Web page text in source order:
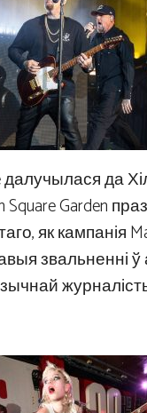
далучылася да
Garden
як кампанія
звальненні ў